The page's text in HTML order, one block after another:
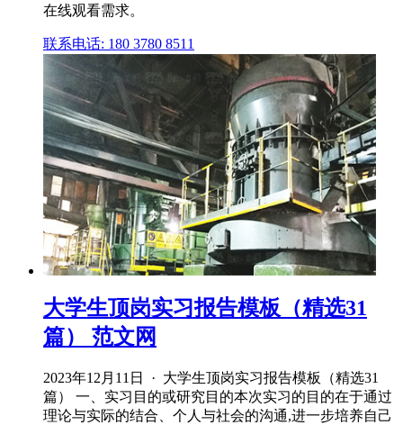
在线观看需求。
联系电话: 180 3780 8511
大学生顶岗实习报告模板（精选31
篇） 范文网
2023年12月11日 · 大学生顶岗实习报告模板（精选31
篇） 一、实习目的或研究目的本次实习的目的在于通过
理论与实际的结合、个人与社会的沟通,进一步培养自己